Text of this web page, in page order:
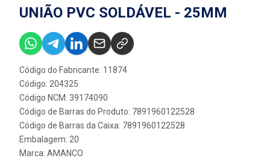
UNIÃO PVC SOLDÁVEL - 25MM
Código do Fabricante: 11874
Código: 204325
Código NCM: 39174090
Código de Barras do Produto: 7891960122528
Código de Barras da Caixa: 7891960122528
Embalagem: 20
Marca: AMANCO